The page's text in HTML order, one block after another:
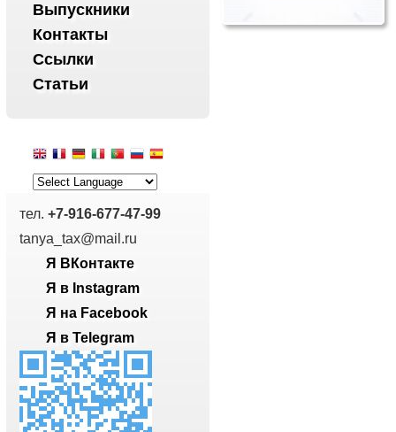
Выпускники
Контакты
Ссылки
Статьи
тел. +7-916-677-47-99
tanya_tax@mail.ru
Я ВКонтакте
Я в Instagram
Я на Facebook
Я в Telegram